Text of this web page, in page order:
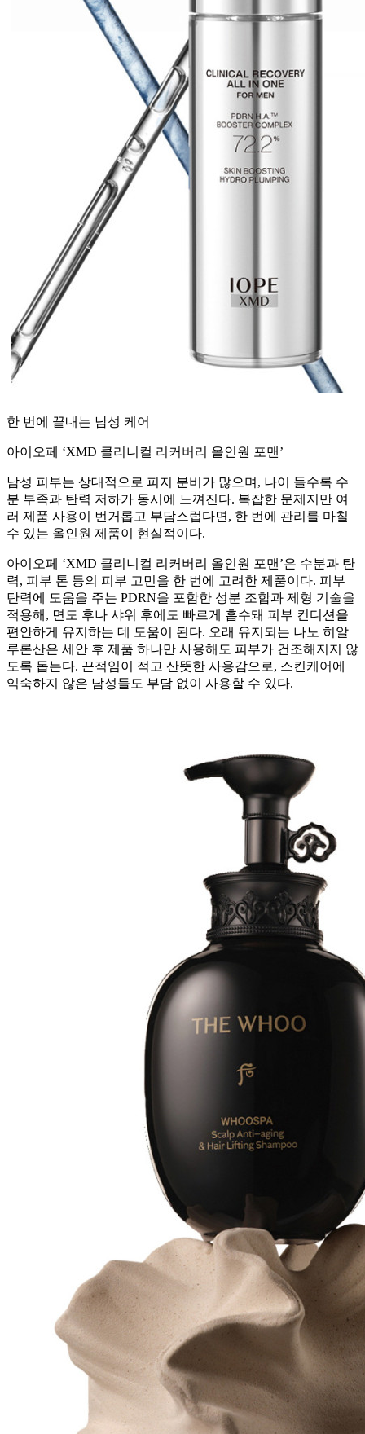
한 번에 끝내는 남성 케어
아이오페 ‘XMD 클리니컬 리커버리 올인원 포맨’
남성 피부는 상대적으로 피지 분비가 많으며, 나이 들수록 수
분 부족과 탄력 저하가 동시에 느껴진다. 복잡한 문제지만 여
러 제품 사용이 번거롭고 부담스럽다면, 한 번에 관리를 마칠
수 있는 올인원 제품이 현실적이다.
아이오페 ‘XMD 클리니컬 리커버리 올인원 포맨’은 수분과 탄
력, 피부 톤 등의 피부 고민을 한 번에 고려한 제품이다. 피부
탄력에 도움을 주는 PDRN을 포함한 성분 조합과 제형 기술을
적용해, 면도 후나 샤워 후에도 빠르게 흡수돼 피부 컨디션을
편안하게 유지하는 데 도움이 된다. 오래 유지되는 나노 히알
루론산은 세안 후 제품 하나만 사용해도 피부가 건조해지지 않
도록 돕는다. 끈적임이 적고 산뜻한 사용감으로, 스킨케어에
익숙하지 않은 남성들도 부담 없이 사용할 수 있다.